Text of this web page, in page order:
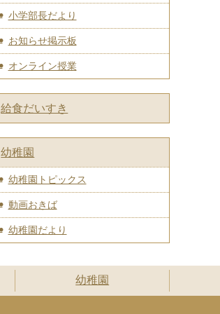
小学部長だより
お知らせ掲示板
オンライン授業
給食だいすき
幼稚園
幼稚園トピックス
動画おきば
幼稚園だより
幼稚園